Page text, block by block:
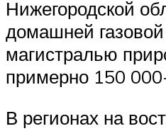
Нижегородской
домашней газовой
магистралью
примерно 150
В регионах на